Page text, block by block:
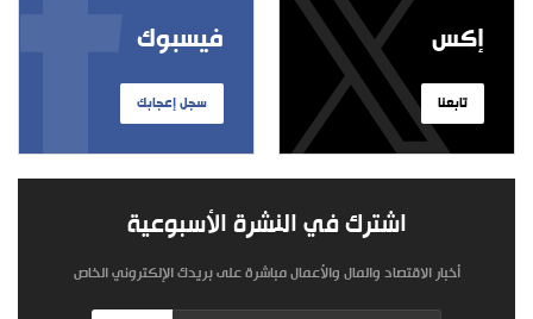
فيسبوك
سجل إعجابك
إكس
تابعنا
اشترك في النشرة الأسبوعية
أخبار الاقتصاد والمال والأعمال مباشرة على بريدك الإلكتروني الخاص